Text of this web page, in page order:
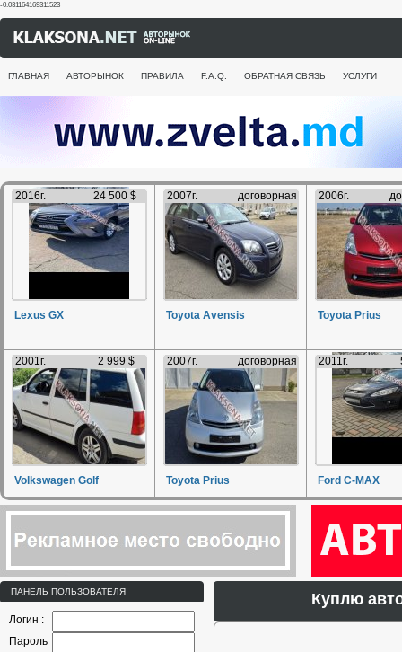
-0.031164169311523
ГЛАВНАЯ АВТОРЫНОК ПРАВИЛА F.A.Q. ОБРАТНАЯ СВЯЗЬ УСЛУГИ
2016г. 24 500 $
Lexus GX
2007г. договорная
Toyota Avensis
2006г.
Toyota Prius
2001г. 2 999 $
Volkswagen Golf
2007г. договорная
Toyota Prius
2011г.
Ford C-MAX
ПАНЕЛЬ ПОЛЬЗОВАТЕЛЯ
Логин :
Пароль
Куплю